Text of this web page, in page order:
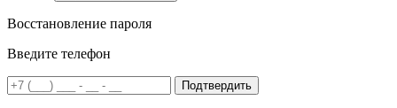
Восстановление пароля
Введите телефон
Подтвердить